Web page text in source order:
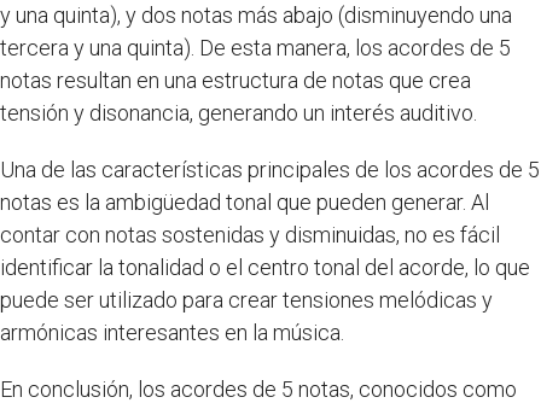
y una quinta), y dos notas más abajo (disminuyendo una
tercera y una quinta). De esta manera, los acordes de 5
notas resultan en una estructura de notas que crea
tensión y disonancia, generando un interés auditivo.
Una de las características principales de los acordes de 5
notas es la ambigüedad tonal que pueden generar. Al
contar con notas sostenidas y disminuidas, no es fácil
identificar la tonalidad o el centro tonal del acorde, lo que
puede ser utilizado para crear tensiones melódicas y
armónicas interesantes en la música.
En conclusión, los acordes de 5 notas, conocidos como